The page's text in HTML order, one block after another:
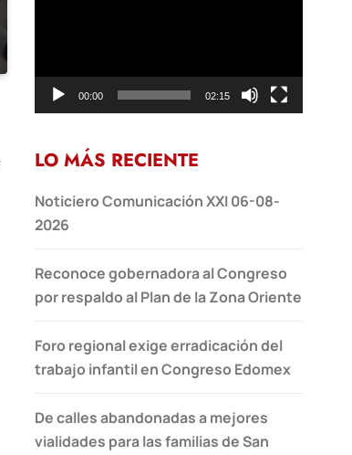
00:00 02:15
LO MÁS RECIENTE
Noticiero Comunicación XXI 06-08-
2026
Reconoce gobernadora al Congreso
por respaldo al Plan de la Zona Oriente
Foro regional exige erradicación del
trabajo infantil en Congreso Edomex
De calles abandonadas a mejores
vialidades para las familias de San